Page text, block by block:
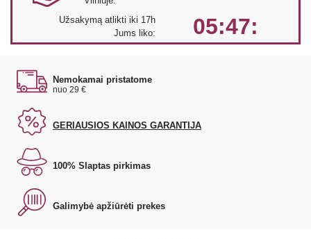
Užsakymą atlikti iki 17h
Jums liko:
05:47:
Nemokamai pristatome
nuo 29 €
GERIAUSIOS KAINOS GARANTIJA
100% Slaptas pirkimas
Galimybė apžiūrėti prekes